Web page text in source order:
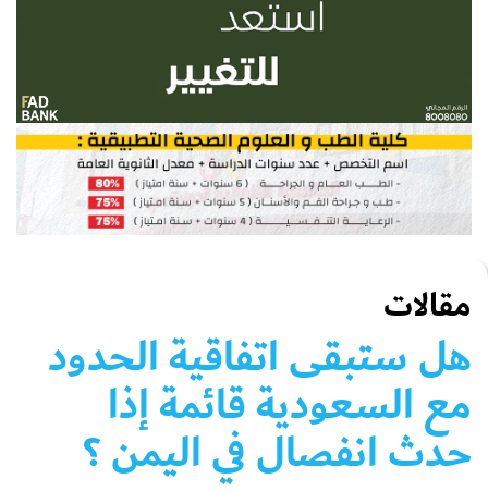
مقالات
هل ستبقى اتفاقية الحدود
مع السعودية قائمة إذا
حدث انفصال في اليمن ؟